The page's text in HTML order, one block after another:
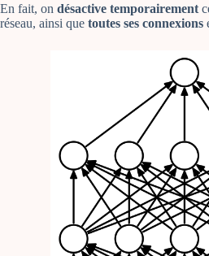
En fait, on désactive temporairement
réseau, ainsi que toutes ses connexions